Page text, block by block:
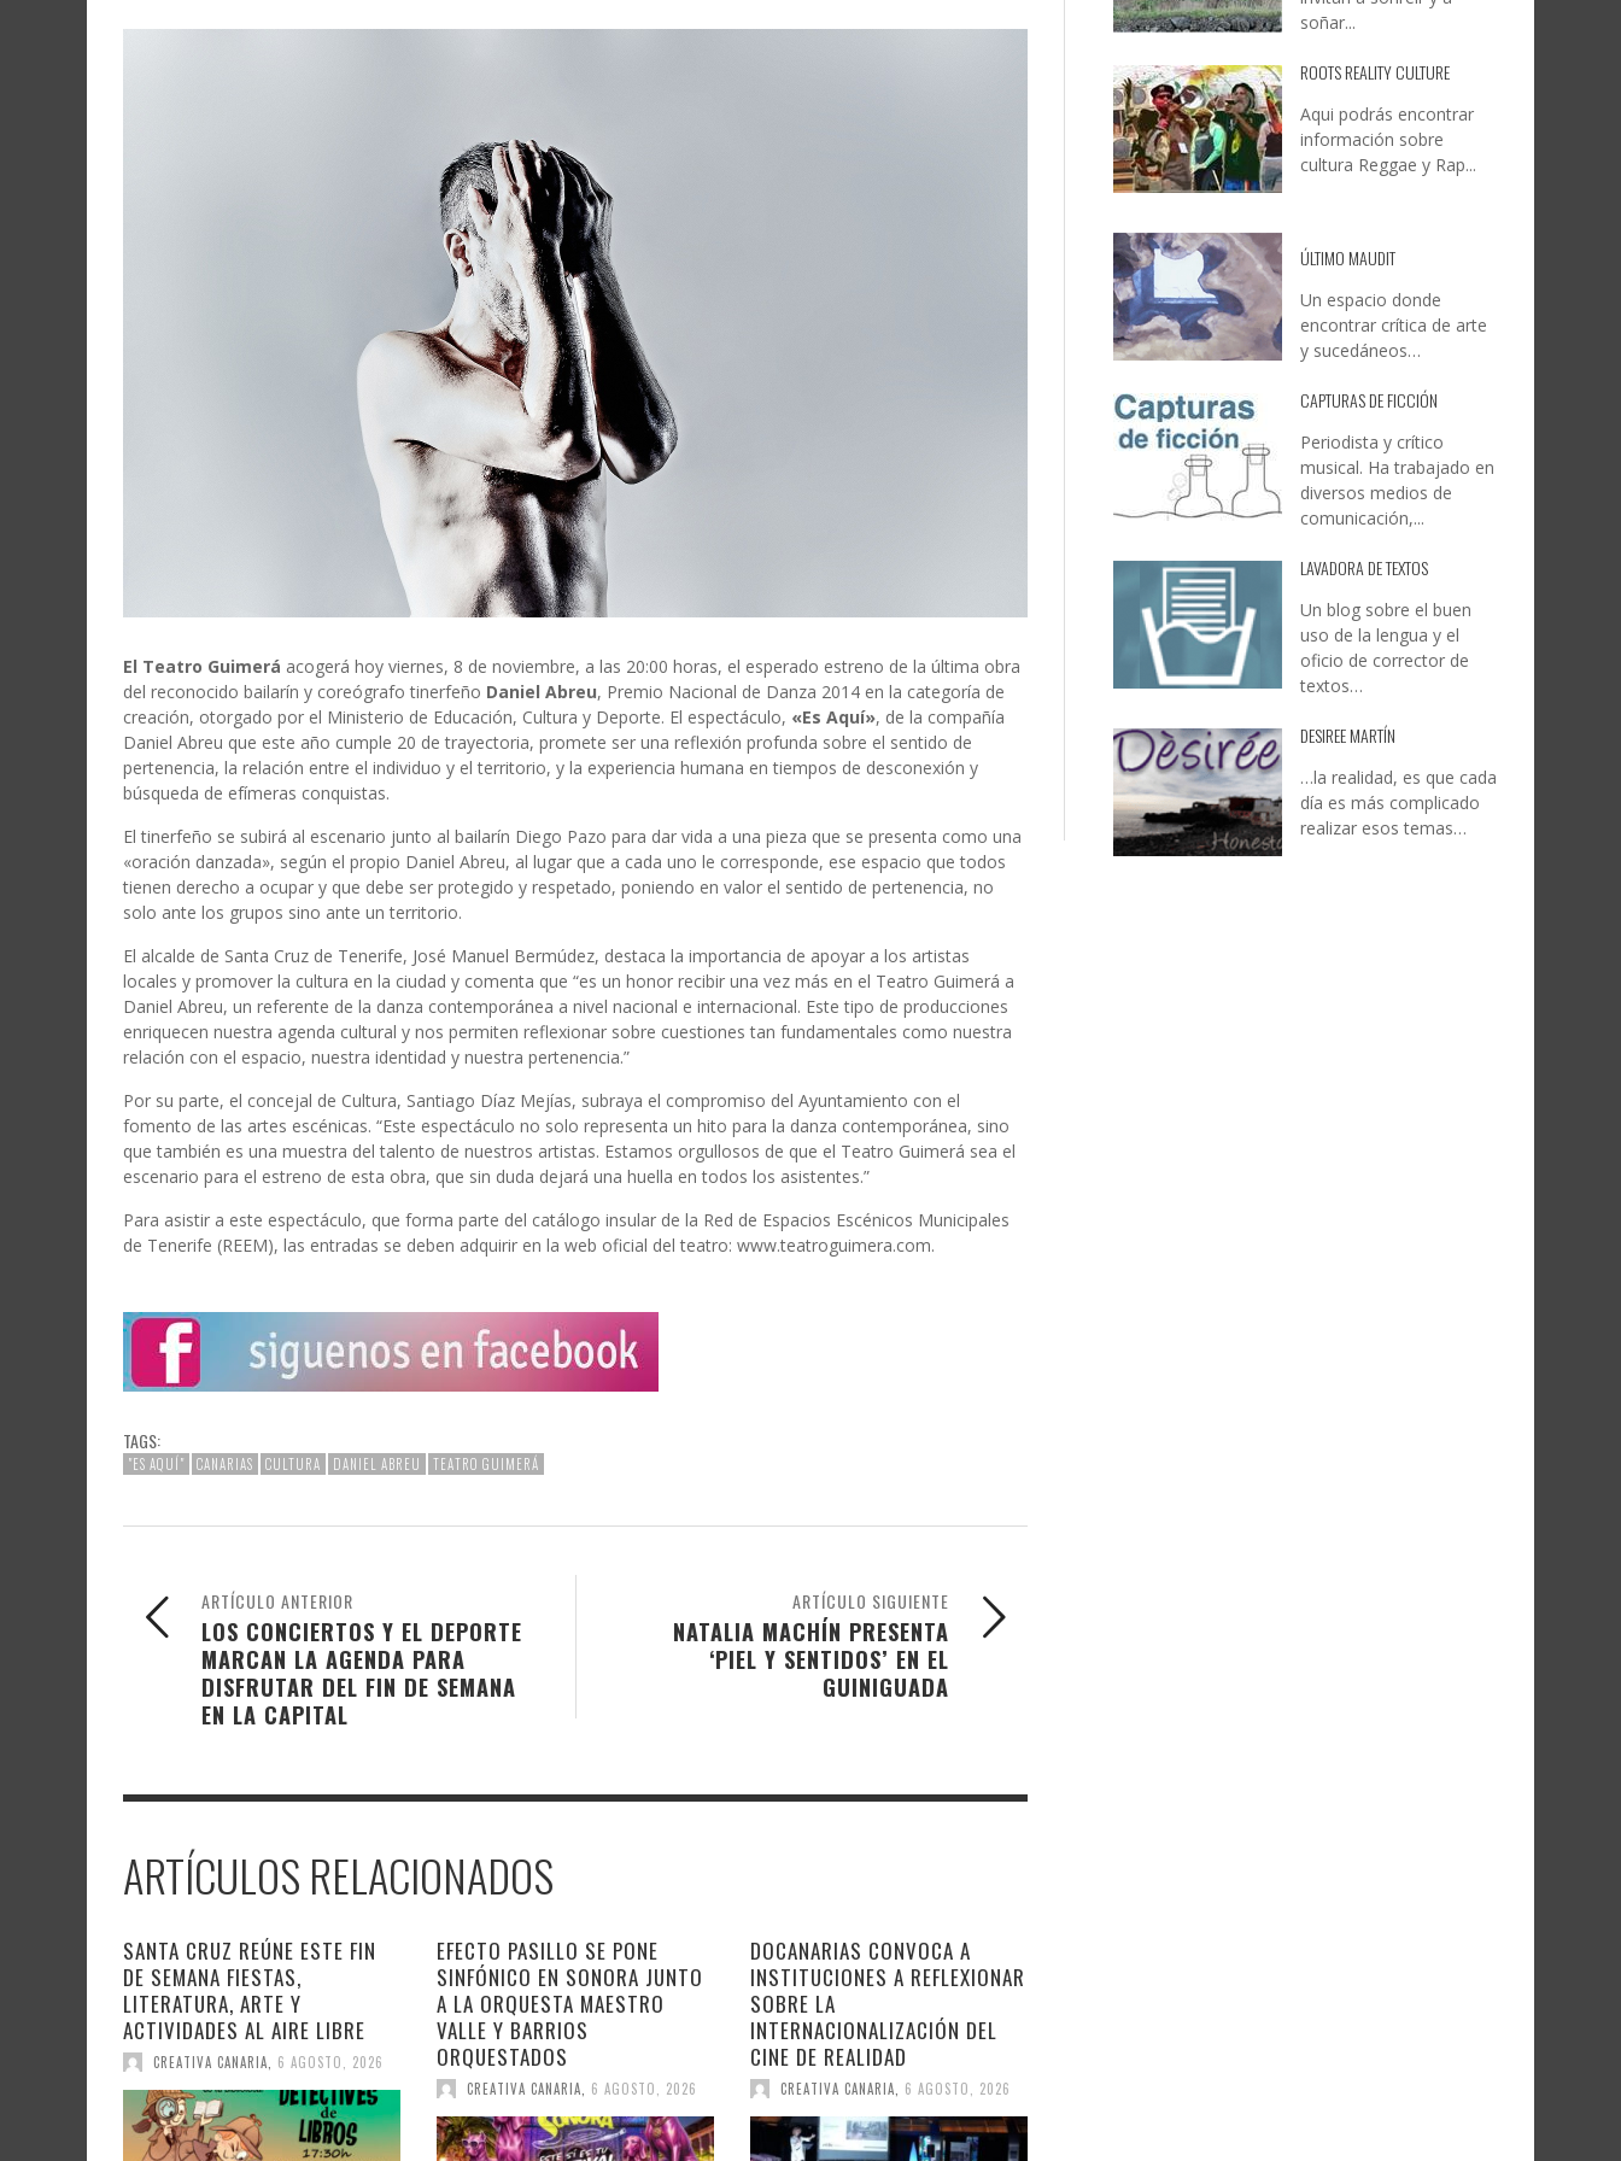
El Teatro Guimerá acogerá hoy viernes, 8 de noviembre, a las 20:00 horas, el esperado estreno de la última obra
del reconocido bailarín y coreógrafo tinerfeño Daniel Abreu, Premio Nacional de Danza 2014 en la categoría de
creación, otorgado por el Ministerio de Educación, Cultura y Deporte. El espectáculo, «Es Aquí», de la compañía
Daniel Abreu que este año cumple 20 de trayectoria, promete ser una reflexión profunda sobre el sentido de
pertenencia, la relación entre el individuo y el territorio, y la experiencia humana en tiempos de desconexión y
búsqueda de efímeras conquistas.
El tinerfeño se subirá al escenario junto al bailarín Diego Pazo para dar vida a una pieza que se presenta como una
«oración danzada», según el propio Daniel Abreu, al lugar que a cada uno le corresponde, ese espacio que todos
tienen derecho a ocupar y que debe ser protegido y respetado, poniendo en valor el sentido de pertenencia, no
solo ante los grupos sino ante un territorio.
El alcalde de Santa Cruz de Tenerife, José Manuel Bermúdez, destaca la importancia de apoyar a los artistas
locales y promover la cultura en la ciudad y comenta que “es un honor recibir una vez más en el Teatro Guimerá a
Daniel Abreu, un referente de la danza contemporánea a nivel nacional e internacional. Este tipo de producciones
enriquecen nuestra agenda cultural y nos permiten reflexionar sobre cuestiones tan fundamentales como nuestra
relación con el espacio, nuestra identidad y nuestra pertenencia.”
Por su parte, el concejal de Cultura, Santiago Díaz Mejías, subraya el compromiso del Ayuntamiento con el
fomento de las artes escénicas. “Este espectáculo no solo representa un hito para la danza contemporánea, sino
que también es una muestra del talento de nuestros artistas. Estamos orgullosos de que el Teatro Guimerá sea el
escenario para el estreno de esta obra, que sin duda dejará una huella en todos los asistentes.”
Para asistir a este espectáculo, que forma parte del catálogo insular de la Red de Espacios Escénicos Municipales
de Tenerife (REEM), las entradas se deben adquirir en la web oficial del teatro: www.teatroguimera.com.
TAGS:
"ES AQUÍ" CANARIAS CULTURA DANIEL ABREU TEATRO GUIMERÁ
ARTÍCULO SIGUIENTE
NATALIA MACHÍN PRESENTA
‘PIEL Y SENTIDOS’ EN EL
GUINIGUADA
ARTÍCULO ANTERIOR
LOS CONCIERTOS Y EL DEPORTE
MARCAN LA AGENDA PARA
DISFRUTAR DEL FIN DE SEMANA
EN LA CAPITAL
ARTÍCULOS RELACIONADOS
SANTA CRUZ REÚNE ESTE FIN
DE SEMANA FIESTAS,
LITERATURA, ARTE Y
ACTIVIDADES AL AIRE LIBRE
CREATIVA CANARIA 6 AGOSTO, 2026
EFECTO PASILLO SE PONE
SINFÓNICO EN SONORA JUNTO
A LA ORQUESTA MAESTRO
VALLE Y BARRIOS
ORQUESTADOS
CREATIVA CANARIA 6 AGOSTO, 2026
DOCANARIAS CONVOCA A
INSTITUCIONES A REFLEXIONAR
SOBRE LA
INTERNACIONALIZACIÓN DEL
CINE DE REALIDAD
CREATIVA CANARIA 6 AGOSTO, 2026
soñar...
ROOTS REALITY CULTURE
Aqui podrás encontrar
información sobre
cultura Reggae y Rap...
ÚLTIMO MAUDIT
Un espacio donde
encontrar crítica de arte
y sucedáneos…
CAPTURAS DE FICCIÓN
Periodista y crítico
musical. Ha trabajado en
diversos medios de
comunicación,...
LAVADORA DE TEXTOS
Un blog sobre el buen
uso de la lengua y el
oficio de corrector de
textos…
DESIREE MARTÍN
…la realidad, es que cada
día es más complicado
realizar esos temas…